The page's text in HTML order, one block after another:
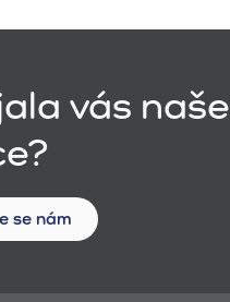
vás naše
se nám